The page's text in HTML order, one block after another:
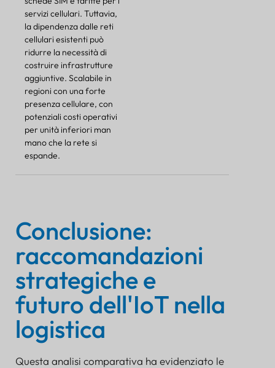
servizi cellulari. Tuttavia,
la dipendenza dalle reti
cellulari esistenti può
ridurre la necessità di
costruire infrastrutture
aggiuntive. Scalabile in
regioni con una forte
presenza cellulare, con
potenziali costi operativi
per unità inferiori man
mano che la rete si
espande.
Conclusione:
raccomandazioni
strategiche e
futuro dell'IoT nella
logistica
Questa analisi comparativa ha evidenziato le